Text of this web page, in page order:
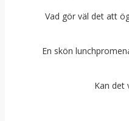
Vad gör väl det att
En skön
Kan det